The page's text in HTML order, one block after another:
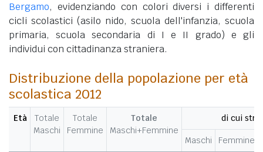
Bergamo, evidenziando con colori diversi i differenti
cicli scolastici (asilo nido, scuola dell'infanzia, scuola
primaria, scuola secondaria di I e II grado) e gli
individui con cittadinanza straniera.
Distribuzione della popolazione per età
scolastica 2012
Età
Totale
Maschi
Totale
Femmine
Totale
Maschi+Femmine
di cui
Maschi
Femmine